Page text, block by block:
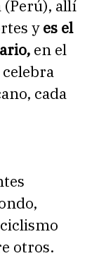
(Perú)​, allí
yes el
en el
cada
otros.